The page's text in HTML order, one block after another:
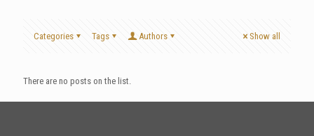
Categories Tags Authors Show all
There are no posts on the list.